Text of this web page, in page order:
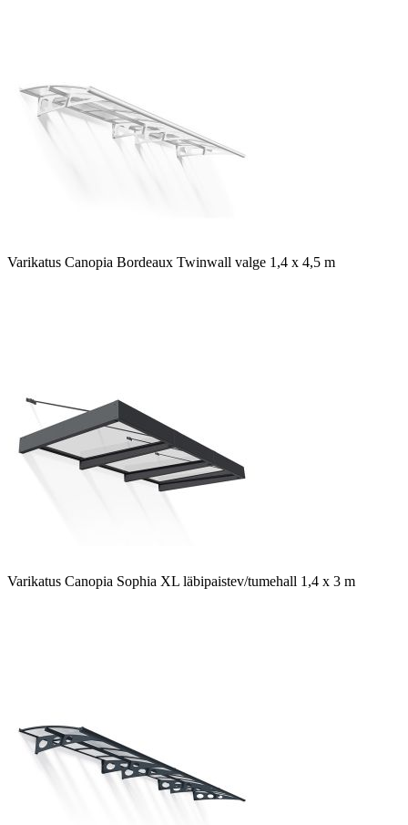
Varikatus Canopia Bordeaux Twinwall valge 1,4 x 4,5 m
Varikatus Canopia Sophia XL läbipaistev/tumehall 1,4 x 3 m